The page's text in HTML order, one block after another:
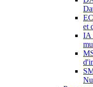
et
IA